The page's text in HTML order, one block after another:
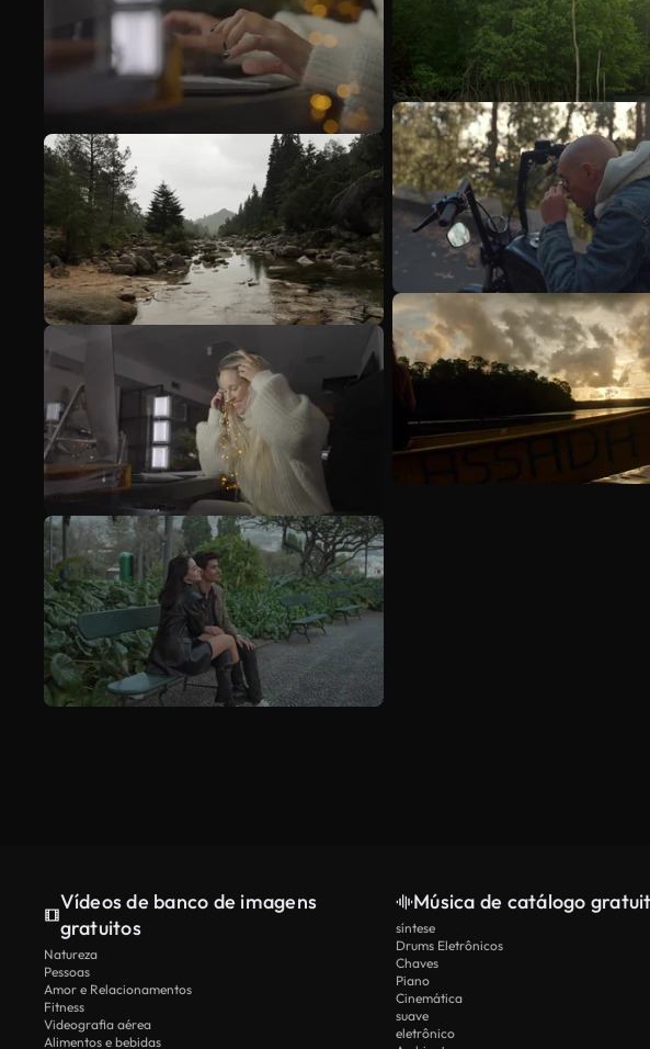
Vídeos de banco de imagens
gratuitos
Natureza
Pessoas
Amor e Relacionamentos
Fitness
Videografia aérea
Alimentos e bebidas
Música de catálogo
síntese
Drums Eletrônicos
Chaves
Piano
Cinemática
suave
eletrônico